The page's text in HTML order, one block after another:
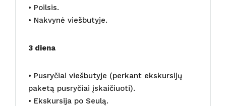
• Poilsis.
• Nakvynė viešbutyje.
3 diena
• Pusryčiai viešbutyje (perkant ekskursijų
paketą pusryčiai įskaičiuoti).
• Ekskursija po Seulą.